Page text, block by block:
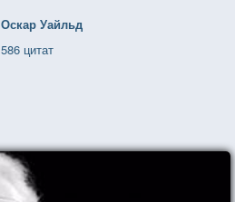
Оскар Уайльд
586 цитат